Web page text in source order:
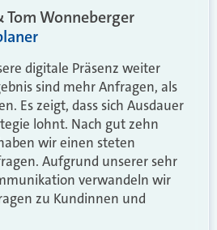
Tom Wonneberger
digitale Präsenz weiter
sind mehr Anfragen, als
Es zeigt, dass sich Ausdauer
lohnt. Nach gut zehn
wir einen steten
Aufgrund unserer sehr
verwandeln wir
zu Kundinnen und